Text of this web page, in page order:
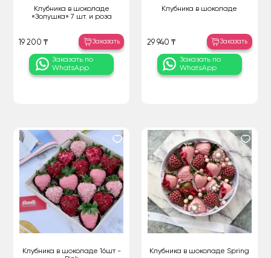
Клубника в шоколаде
«Золушка» 7 шт. и роза
19 200 ₸ Заказать
Заказать по
WhatsApp
Клубника в шоколаде
29 940 ₸ Заказать
Заказать по
WhatsApp
Клубника в шоколаде 16шт -
Клубника в шоколаде Spring